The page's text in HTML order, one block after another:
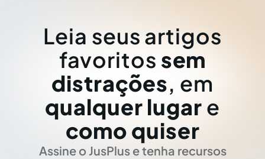
Leia seus artigos
favoritos sem
distrações, em
qualquer lugar e
como quiser
Assine o JusPlus e tenha recursos